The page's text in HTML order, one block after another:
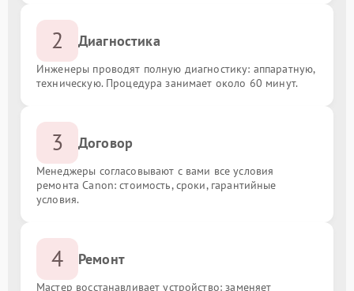
2 Диагностика
Инженеры проводят полную диагностику: аппаратную,
техническую. Процедура занимает около 60 минут.
3 Договор
Менеджеры согласовывают с вами все условия
ремонта Canon: стоимость, сроки, гарантийные
условия.
4 Ремонт
Мастер восстанавливает устройство: заменяет